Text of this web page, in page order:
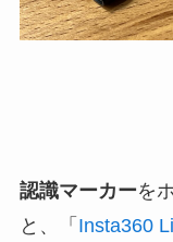
認識マーカーを
と、「 Insta360